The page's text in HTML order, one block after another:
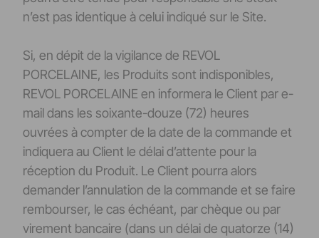
n’est pas identique à celui indiqué sur le Site.
Si, en dépit de la vigilance de REVOL
PORCELAINE, les Produits sont indisponibles,
REVOL PORCELAINE en informera le Client par e-
mail dans les soixante-douze (72) heures
ouvrées à compter de la date de la commande et
indiquera au Client le délai d’attente pour la
réception du Produit. Le Client pourra alors
demander l’annulation de la commande et se faire
rembourser, le cas échéant, par chèque ou par
virement bancaire (dans un délai de quatorze (14)